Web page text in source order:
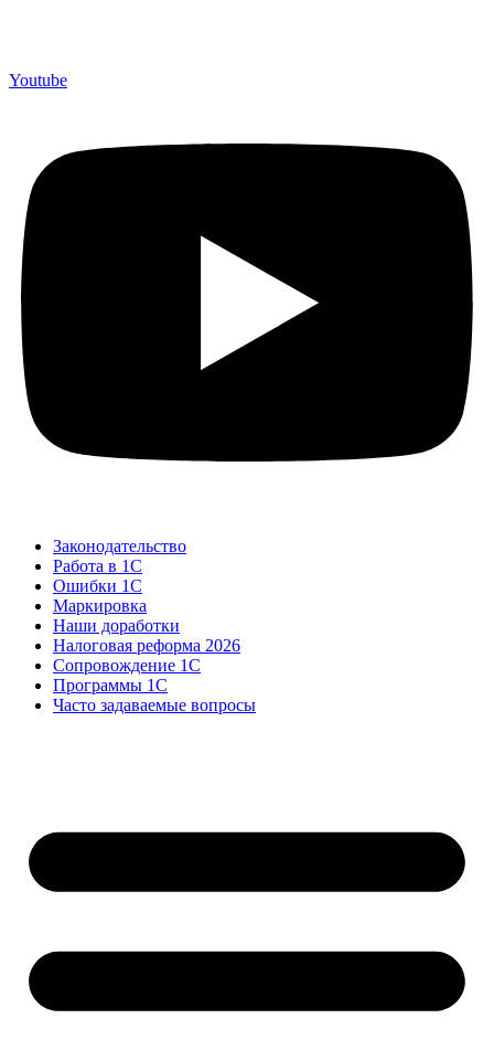
Youtube
Законодательство
Работа в 1С
Ошибки 1С
Маркировка
Наши доработки
Налоговая реформа 2026
Сопровождение 1С
Программы 1С
Часто задаваемые вопросы